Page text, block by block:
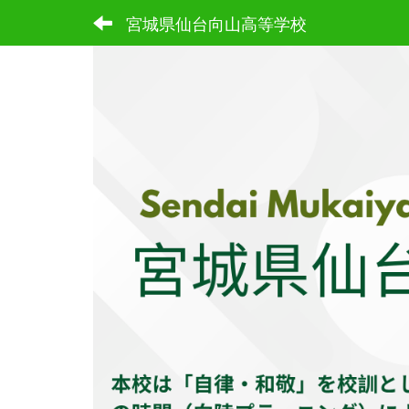
宮城県仙台向山高等学校